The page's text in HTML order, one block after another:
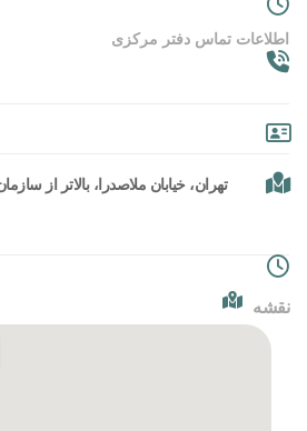
اطلاعات تماس دفتر مرکزی
نقشه